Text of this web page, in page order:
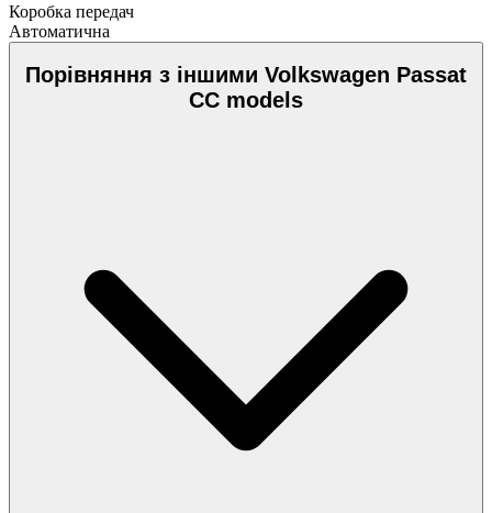
Коробка передач
Автоматична
Порівняння з іншими Volkswagen Passat
CC models